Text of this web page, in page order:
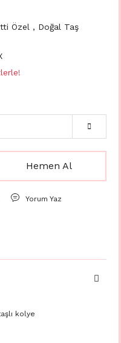
Özel , Doğal Taş
Hemen Al
Yorum Yaz
kolye